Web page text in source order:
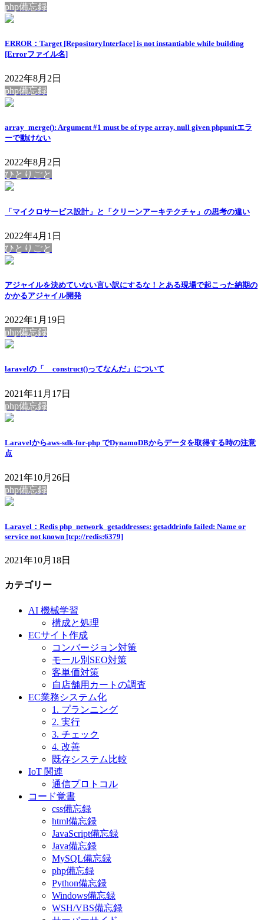
php備忘録
ERROR：Target [RepositoryInterface] is not instantiable while building
[Errorファイル名]
2022年8月2日
php備忘録
array_merge(): Argument #1 must be of type array, null given phpunitエラ
ーで動けない
2022年8月2日
ひとりごと
「マイクロサービス設計」と「クリーンアーキテクチャ」の思考の違い
2022年4月1日
ひとりごと
アジャイルを決めていない言い訳にするな！とある現場で起こった納期の
かかるアジャイル開発
2022年1月19日
php備忘録
laravelの「__construct()ってなんだ」について
2021年11月17日
php備忘録
Laravelからaws-sdk-for-php でDynamoDBからデータを取得する時の注意
点
2021年10月26日
php備忘録
Laravel：Redis php_network_getaddresses: getaddrinfo failed: Name or
service not known [tcp://redis:6379]
2021年10月18日
カテゴリー
AI 機械学習
構成と処理
ECサイト作成
コンバージョン対策
モール別SEO対策
客単価対策
自店舗用カートの調査
EC業務システム化
1. プランニング
2. 実行
3. チェック
4. 改善
既存システム比較
IoT 関連
通信プロトコル
コード覚書
css備忘録
html備忘録
JavaScript備忘録
Java備忘録
MySQL備忘録
php備忘録
Python備忘録
Windows備忘録
WSH/VBS備忘録